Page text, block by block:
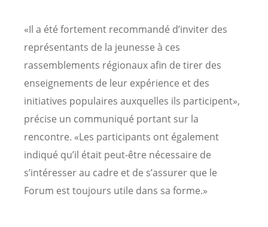
«Il a été fortement recommandé d’inviter des
représentants de la jeunesse à ces
rassemblements régionaux afin de tirer des
enseignements de leur expérience et des
initiatives populaires auxquelles ils participent»,
précise un communiqué portant sur la
rencontre. «Les participants ont également
indiqué qu’il était peut-être nécessaire de
s’intéresser au cadre et de s’assurer que le
Forum est toujours utile dans sa forme.»